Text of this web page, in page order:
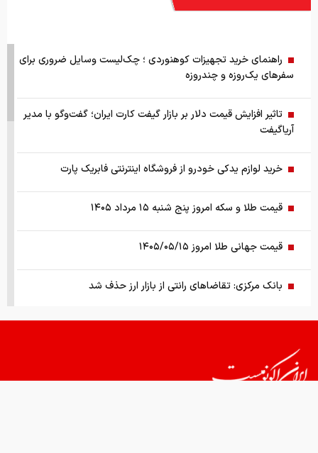
راهنمای خرید تجهیزات کوهنوردی ؛ چک‌لیست وسایل ضروری برای
سفرهای یک‌روزه و چندروزه
تاثیر افزایش قیمت دلار بر بازار گیفت کارت ایران؛ گفت‌وگو با مدیر
آریاگیفت
خرید لوازم یدکی خودرو از فروشگاه اینترنتی فابریک پارت
قیمت طلا و سکه امروز پنج شنبه ۱۵ مرداد ۱۴۰۵
قیمت جهانی طلا امروز ۱۴۰۵/۰۵/۱۵
بانک مرکزی: تقاضا‌های رانتی از بازار ارز حذف شد
کالابرگ سه دهک مشمول شارژ شد
هشدار تخلیه برای ساکنان شهرک المنصوری/ ارتش اسرائیل: با
تمام قدرت علیه حزب الله اقدام خواهیم کرد